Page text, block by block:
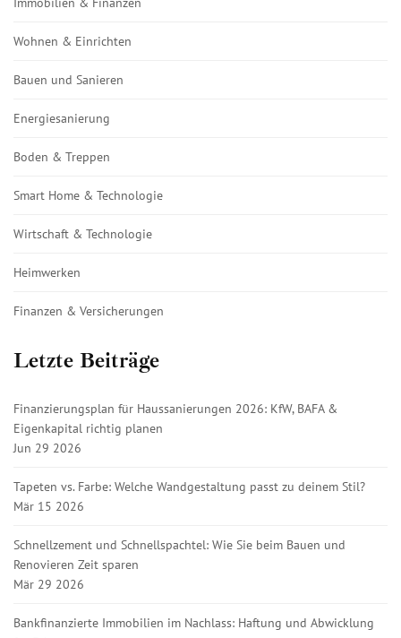
Wohnen & Einrichten
Bauen und Sanieren
Energiesanierung
Boden & Treppen
Smart Home & Technologie
Wirtschaft & Technologie
Heimwerken
Finanzen & Versicherungen
Letzte Beiträge
Finanzierungsplan für Haussanierungen 2026: KfW, BAFA &
Eigenkapital richtig planen
Jun 29 2026
Tapeten vs. Farbe: Welche Wandgestaltung passt zu deinem Stil?
Mär 15 2026
Schnellzement und Schnellspachtel: Wie Sie beim Bauen und
Renovieren Zeit sparen
Mär 29 2026
Bankfinanzierte Immobilien im Nachlass: Haftung und Abwicklung